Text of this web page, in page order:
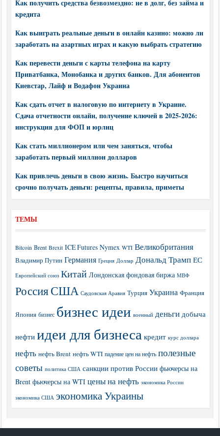
Как получить средства безвозмездно: не в долг, без займа и
кредита
Как выиграть реальные деньги в онлайн казино: можно ли
заработать на азартных играх и какую выбрать стратегию
Как перевести деньги с карты телефона на карту
Приватбанка, Монобанка и других банков. Для абонентов
Киевстар, Лайф и Водафон Украина
Как сдать отчет в налоговую по интернету в Украине.
Сдача отчетности онлайн, получение ключей в 2025-2026:
инструкция для ФОП и юрлиц
Как стать миллионером или чем заняться, чтобы
заработать первый миллион долларов
Как привлечь деньги в свою жизнь. Быстро научиться
срочно получать деньги: рецепты, правила, приметы
ТЕМЫ
Bitcoin Brent Brexit ICE Futures Nymex WTI Великобритания
Владимир Путин Германия Греция Доллар Дональд Трамп ЕС
Европейский союз Китай Лондонская фондовая биржа МВФ
РоссияСША Саудовская Аравия Турция Украина Франция
Япония бизнес бизнес идеи военный деньги добыча
нефти идеи для бизнеса кредит курс доллара
нефть нефть Brent нефть WTI падение цен на нефть полезные
советы политика США санкции против России фьючерсы на
Brent фьючерсы на WTI цены на нефть экономика России
экономика США экономика Украины